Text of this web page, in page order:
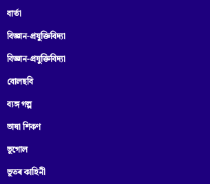
বাৰ্তা
বিজ্ঞান-প্রযুক্তিবিদ্যা
বিজ্ঞান-প্ৰযুক্তিবিদ্যা
বোলছবি
ব্যঙ্গ গল্প
ভাষা শিকণ
ভূগোল
ভূতৰ কাহিনী